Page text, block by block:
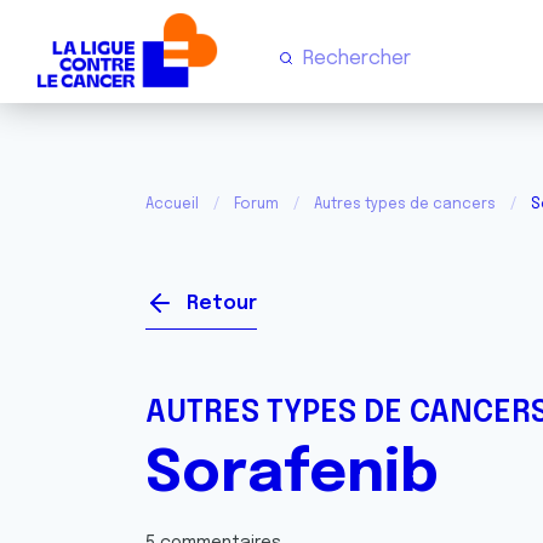
Accueil Forum Autres types de cancers
Retour
AUTRES TYPES DE
Sorafenib